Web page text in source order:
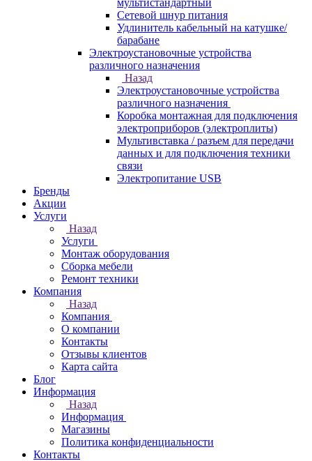
мультистандартный
Сетевой шнур питания
Удлинитель кабельный на катушке/
барабане
Электроустановочные устройства
различного назначения
Назад
Электроустановочные устройства
различного назначения
Коробка монтажная для подключения
электроприборов (электроплиты)
Мультивставка / разъем для передачи
данных и для подключения техники
связи
Электропитание USB
Бренды
Акции
Услуги
Назад
Услуги
Монтаж оборудования
Сборка мебели
Ремонт техники
Компания
Назад
Компания
О компании
Контакты
Отзывы клиентов
Карта сайта
Блог
Информация
Назад
Информация
Магазины
Политика конфиденциальности
Контакты